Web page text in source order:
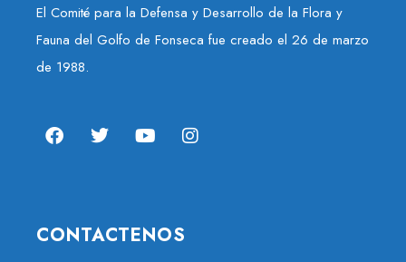
El Comité para la Defensa y Desarrollo de la Flora y
Fauna del Golfo de Fonseca fue creado el 26 de marzo
de 1988.
CONTACTENOS